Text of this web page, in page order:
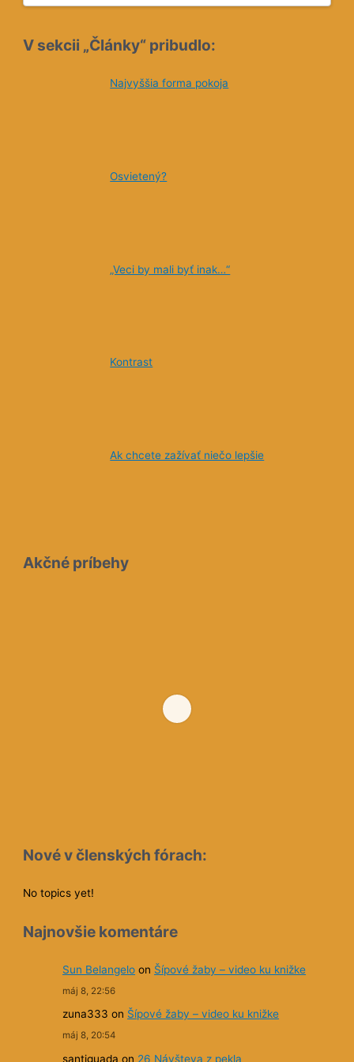
V sekcii „Články“ pribudlo:
Najvyššia forma pokoja
Osvietený?
„Veci by mali byť inak…“
Kontrast
Ak chcete zažívať niečo lepšie
Akčné príbehy
Nové v členských fórach:
No topics yet!
Najnovšie komentáre
Sun Belangelo on Šípové žaby – video ku knižke
máj 8, 22:56
zuna333 on Šípové žaby – video ku knižke
máj 8, 20:54
santiguada on 26 Návšteva z pekla